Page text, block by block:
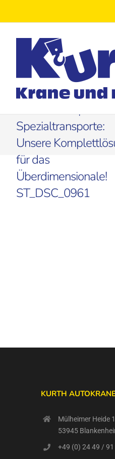
Kurth Autokrane
Fotogalerie
Spezialtransporte:
Unsere
für das
Überdimensionale!
ST_DSC_0961
KURTH
Mülheimer Heide
53945
+49 (0) 24 49 / 91